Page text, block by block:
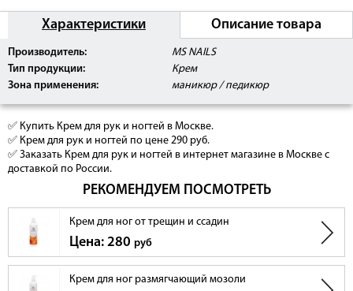
Характеристики Описание товара
Производитель:
MS NAILS
Тип продукции:
Крем
Зона применения:
маникюр / педикюр
✅ Купить Крем для рук и ногтей в Москве.
✅ Крем для рук и ногтей по цене 290 руб.
✅ Заказать Крем для рук и ногтей в интернет магазине в Москве с
доставкой по России.
РЕКОМЕНДУЕМ ПОСМОТРЕТЬ
Крем для ног от трещин и ссадин
Цена: 280 руб
Крем для ног размягчающий мозоли